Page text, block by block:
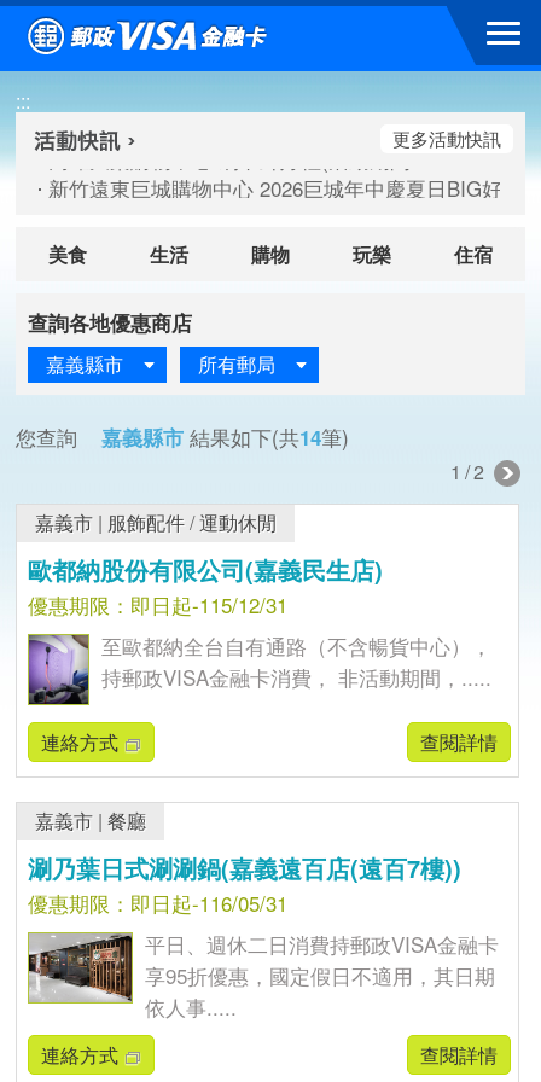
跳到主要內容區塊
:::
高雄大樂購物中心 刷卡郵好禮(活動期間：115/08/07-
臺北三創生活 有點東西第2波 刷卡郵好禮(活動期間：
高雄大樂購物中心 刷卡郵好禮(活動期間：115/08/07-
新竹遠東巨城購物中心 2026巨城年中慶夏日BIG好刷(
更多活動快訊
美食 生活 購物 玩樂 住宿
查詢各地優惠商店
嘉義縣市 所有郵局
您查詢 嘉義縣市 結果如下(共14筆)
1/2
嘉義市 | 服飾配件/運動休閒
歐都納股份有限公司(嘉義民生店)
優惠期限：即日起-115/12/31
至歐都納全台自有通路（不含暢貨中心），
持郵政VISA金融卡消費， 非活動期間，.....
連絡方式 查閱詳情
嘉義市 |餐廳
涮乃葉日式涮涮鍋(嘉義遠百店(遠百7樓))
優惠期限：即日起-116/05/31
平日、週休二日消費持郵政VISA金融卡
享95折優惠，國定假日不適用，其日期
依人事.....
連絡方式 查閱詳情